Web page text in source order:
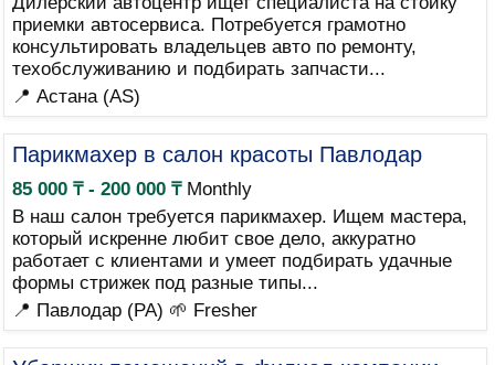
приемки автосервиса. Потребуется грамотно
консультировать владельцев авто по ремонту,
техобслуживанию и подбирать запчасти...
📍 Астана (AS)
Парикмахер в салон красоты Павлодар
85 000 ₸ - 200 000 ₸Monthly
В наш салон требуется парикмахер. Ищем мастера,
который искренне любит свое дело, аккуратно
работает с клиентами и умеет подбирать удачные
формы стрижек под разные типы...
📍 Павлодар (PA) 🌱 Fresher